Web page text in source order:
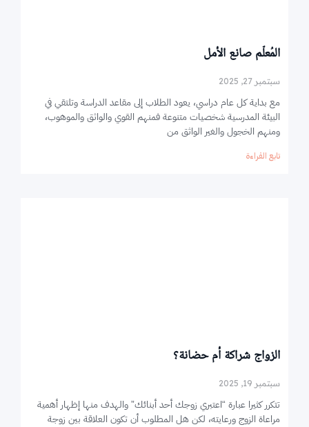
المُعلّم صانع الأمل
سبتمبر 27, 2025
مع بداية كل عام دراسي، يعود الطلاب إلى مقاعد الدراسة وتلتقي في
البيئة المدرسية شخصيات متنوعة فمنهم القوي والواثق والموهوب،
ومنهم الخجول والغير الواثق من
تابع القراءة
الزواج شراكة أم حضانة؟
سبتمبر 19, 2025
تتكرر كثيرا عبارة “اعتبري زوجك أحد أبنائك” والهدف منها إظهار أهمية
مراعاة الزوج ورعايته، لكن هل المطلوب أن تكون العلاقة بين زوجة